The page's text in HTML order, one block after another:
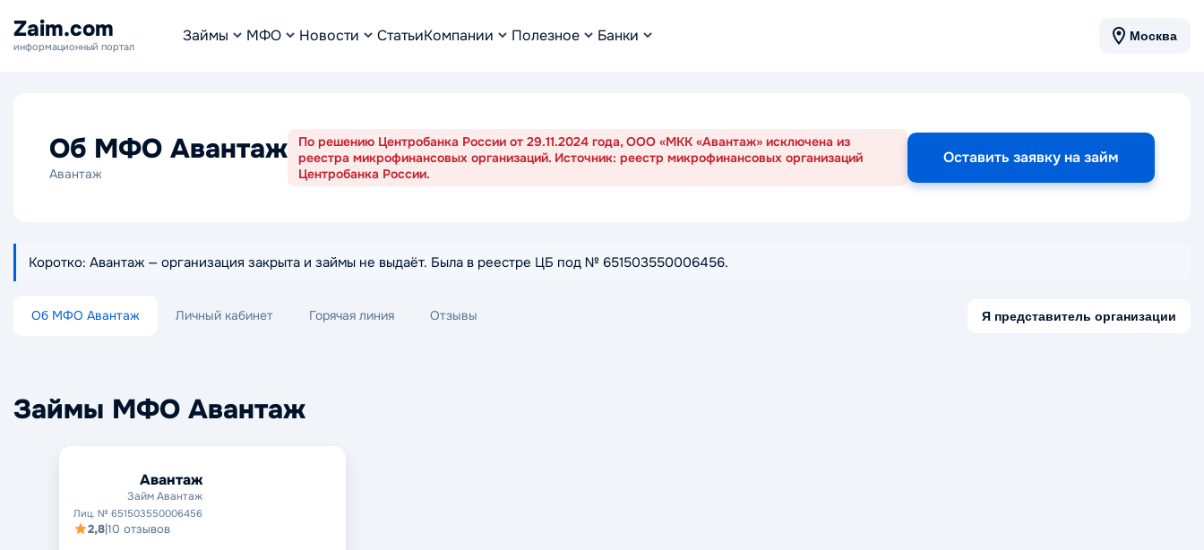
Zaim.com
информационный портал
Займы МФО Новости СтатьиКомпании Полезное Банки Москва
Об МФО Авантаж
Авантаж
По решению Центробанка России от 29.11.2024 года, ООО «МКК «Авантаж» исключена из
реестра микрофинансовых организаций. Источник: реестр микрофинансовых организаций
Центробанка России.
Оставить заявку на займ
Коротко: Авантаж — организация закрыта и займы не выдаёт. Была в реестре ЦБ под № 651503550006456.
Об МФО Авантаж Личный кабинет Горячая линия Отзывы Я представитель организации
Займы МФО Авантаж
Авантаж
Займ Авантаж
Лиц. № 651503550006456
2,8|10 отзывов